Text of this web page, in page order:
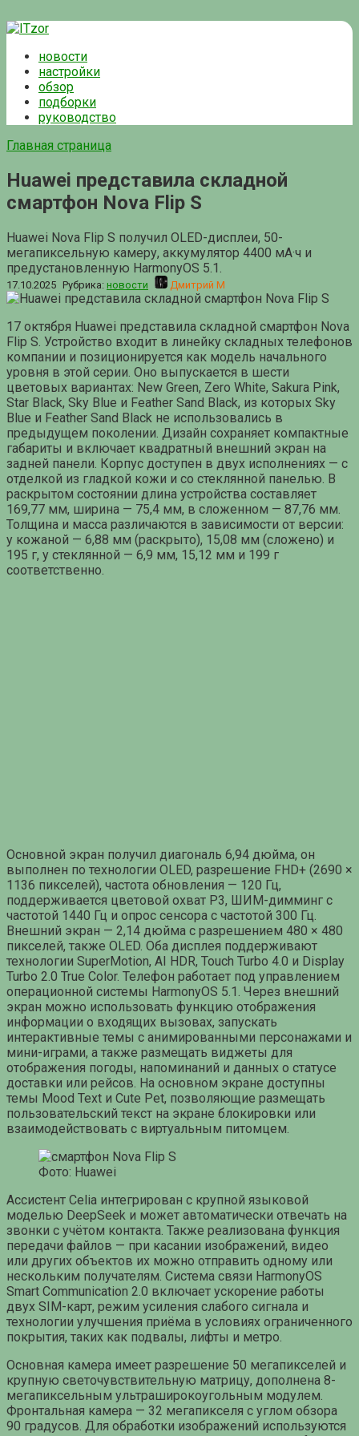
Перейти
контентуновости
настройки
обзор
подборки
руководство
Главная страница
Huawei представила складной
смартфон Nova Flip S
Huawei Nova Flip S получил OLED-дисплеи, 50-
мегапиксельную камеру, аккумулятор 4400 мА·ч и
предустановленную HarmonyOS 5.1.
17.10.2025 Рубрика: новости Дмитрий М
17 октября Huawei представила складной смартфон Nova
Flip S. Устройство входит в линейку складных телефонов
компании и позиционируется как модель начального
уровня в этой серии. Оно выпускается в шести
цветовых вариантах: New Green, Zero White, Sakura Pink,
Star Black, Sky Blue и Feather Sand Black, из которых Sky
Blue и Feather Sand Black не использовались в
предыдущем поколении. Дизайн сохраняет компактные
габариты и включает квадратный внешний экран на
задней панели. Корпус доступен в двух исполнениях — с
отделкой из гладкой кожи и со стеклянной панелью. В
раскрытом состоянии длина устройства составляет
169,77 мм, ширина — 75,4 мм, в сложенном — 87,76 мм.
Толщина и масса различаются в зависимости от версии:
у кожаной — 6,88 мм (раскрыто), 15,08 мм (сложено) и
195 г, у стеклянной — 6,9 мм, 15,12 мм и 199 г
соответственно.
Основной экран получил диагональ 6,94 дюйма, он
выполнен по технологии OLED, разрешение FHD+ (2690 ×
1136 пикселей), частота обновления — 120 Гц,
поддерживается цветовой охват P3, ШИМ-димминг с
частотой 1440 Гц и опрос сенсора с частотой 300 Гц.
Внешний экран — 2,14 дюйма с разрешением 480 × 480
пикселей, также OLED. Оба дисплея поддерживают
технологии SuperMotion, AI HDR, Touch Turbo 4.0 и Display
Turbo 2.0 True Color. Телефон работает под управлением
операционной системы HarmonyOS 5.1. Через внешний
экран можно использовать функцию отображения
информации о входящих вызовах, запускать
интерактивные темы с анимированными персонажами и
мини-играми, а также размещать виджеты для
отображения погоды, напоминаний и данных о статусе
доставки или рейсов. На основном экране доступны
темы Mood Text и Cute Pet, позволяющие размещать
пользовательский текст на экране блокировки или
взаимодействовать с виртуальным питомцем.
Фото: Huawei
Ассистент Celia интегрирован с крупной языковой
моделью DeepSeek и может автоматически отвечать на
звонки с учётом контакта. Также реализована функция
передачи файлов — при касании изображений, видео
или других объектов их можно отправить одному или
нескольким получателям. Система связи HarmonyOS
Smart Communication 2.0 включает ускорение работы
двух SIM-карт, режим усиления слабого сигнала и
технологии улучшения приёма в условиях ограниченного
покрытия, таких как подвалы, лифты и метро.
Основная камера имеет разрешение 50 мегапикселей и
крупную светочувствительную матрицу, дополнена 8-
мегапиксельным ультраширокоугольным модулем.
Фронтальная камера — 32 мегапикселя с углом обзора
90 градусов. Для обработки изображений используются